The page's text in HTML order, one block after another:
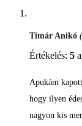
Értékelés: 5
Tímár Anikó
Apukám
hogy ilyen
nagyon kis